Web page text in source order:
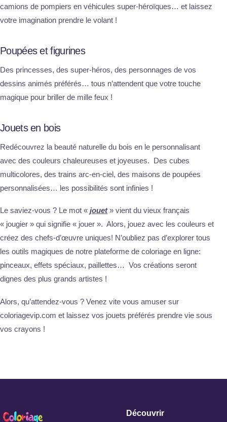
camions de pompiers en véhicules super-héroïques… et laissez
votre imagination prendre le volant !
Poupées et figurines
Des princesses, des super-héros, des personnages de vos
dessins animés préférés… tous n’attendent que votre touche
magique pour briller de mille feux !
Jouets en bois
Redécouvrez la beauté naturelle du bois en le personnalisant
avec des couleurs chaleureuses et joyeuses. Des cubes
multicolores, des trains arc-en-ciel, des maisons de poupées
personnalisées… les possibilités sont infinies !
Le saviez-vous ? Le mot « jouet» vient du vieux français
« jougier » qui signifie « jouer ». Alors, jouez avec les couleurs et
créez des chefs-d’œuvre uniques! N’oubliez pas d’explorer tous
les outils magiques de notre plateforme de coloriage en ligne:
pinceaux, effets spéciaux, paillettes… Vos créations seront
dignes des plus grands artistes !
Alors, qu’attendez-vous ? Venez vite vous amuser sur
coloriagevip.com et laissez vos jouets préférés prendre vie sous
vos crayons !
Découvrir